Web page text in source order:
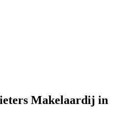
Makelaardij in